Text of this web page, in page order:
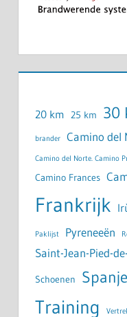
20 km 25 km 30
brander Camino del
Camino del Norte. Camino
Camino Frances
Frankrijk
Paklijst Pyreneeën
Saint-Jean-Pied-
Schoenen Spanje
Training